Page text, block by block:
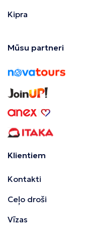
Kipra
Mūsu partneri
Klientiem
Kontakti
Ceļo droši
Vīzas